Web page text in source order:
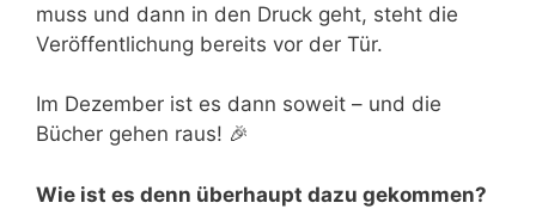
muss und dann in den Druck geht, steht die
Veröffentlichung bereits vor der Tür.
Im Dezember ist es dann soweit – und die
Bücher gehen raus! 🎉
Wie ist es denn überhaupt dazu gekommen?